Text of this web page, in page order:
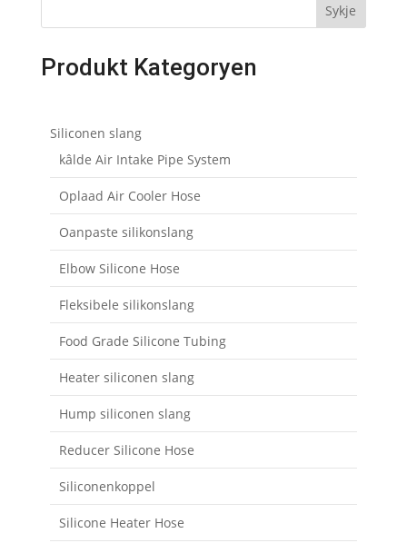
Sykje
Produkt Kategoryen
Siliconen slang
kâlde Air Intake Pipe System
Oplaad Air Cooler Hose
Oanpaste silikonslang
Elbow Silicone Hose
Fleksibele silikonslang
Food Grade Silicone Tubing
Heater siliconen slang
Hump ​​siliconen slang
Reducer Silicone Hose
Siliconenkoppel
Silicone Heater Hose